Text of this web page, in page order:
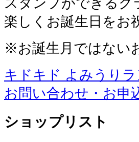
楽しくお誕生日をお
※お誕生月ではない
キドキド よみうり
お問い合わせ・お申
ショップリスト